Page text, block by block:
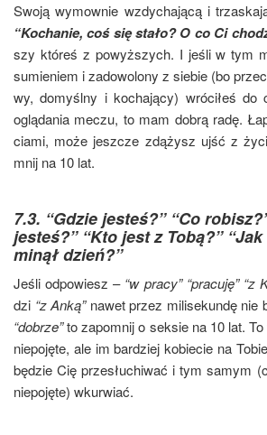
Swo­ją wymow­nie wzdy­cha­ją­cą i
“Kocha­nie, coś się sta­ło? O co Ci
szy któ­reś z powyż­szych. I jeśli w tym
sumie­niem i zado­wo­lo­ny z sie­bie (bo
wy, domyśl­ny i kocha­ją­cy) wró­ci­łeś do
oglą­da­nia meczu, to mam dobrą radę.
cia­mi, może jesz­cze zdą­żysz ujść z
mnij na 10 lat.
7.3. “Gdzie jesteś?” “Co
jesteś?” “Kto jest z Tobą?” “Jak
minął dzień?”
Jeśli odpo­wiesz – “w pra­cy” “pra­cu­ję” “z
dzi “z Anką”nawet przez mili­se­kun­dę nie
“dobrze”to zapo­mnij o sek­sie na 10 lat.
nie­po­ję­te, ale im bar­dziej kobie­cie na
będzie Cię prze­słu­chi­wać i tym samym
nie­po­ję­te) wkurwiać.